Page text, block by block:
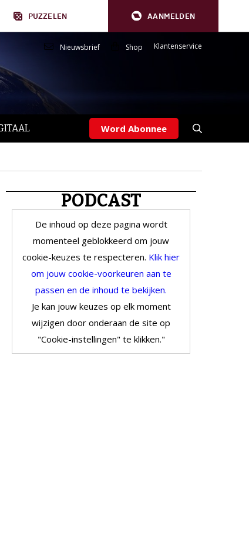
PUZZELEN AANMELDEN
Nieuwsbrief Shop Klantenservice
Word Abonnee
PODCAST
De inhoud op deze pagina wordt
momenteel geblokkeerd om jouw
cookie-keuzes te respecteren. Klik hier
om jouw cookie-voorkeuren aan te
passen en de inhoud te bekijken.
Je kan jouw keuzes op elk moment
wijzigen door onderaan de site op
"Cookie-instellingen" te klikken."